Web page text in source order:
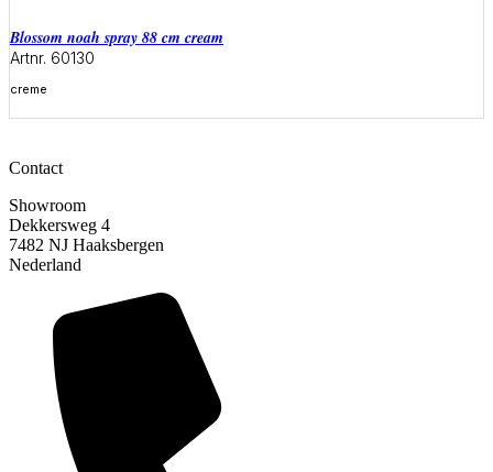
blossom noah spray 88 cm cream
Artnr. 60130
creme
Contact
Showroom
Dekkersweg 4
7482 NJ Haaksbergen
Nederland